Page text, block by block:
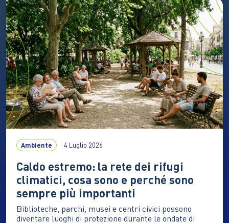
siccità I mari italiani continuano a scaldarsi. Nel 2025
la temperatura media annuale ha raggiunto i 20°C,…
Ambiente 4 Luglio 2026
Caldo estremo: la rete dei rifugi
climatici, cosa sono e perché sono
sempre più importanti
Biblioteche, parchi, musei e centri civici possono
diventare luoghi di protezione durante le ondate di